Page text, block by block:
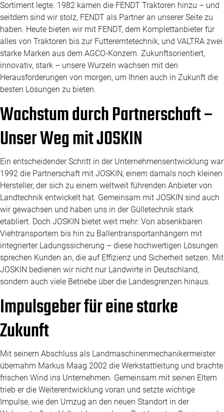
Sortiment legte. 1982 kamen die FENDT Traktoren hinzu – und
seitdem sind wir stolz, FENDT als Partner an unserer Seite zu
haben. Heute bieten wir mit FENDT, dem Komplettanbieter für
alles von Traktoren bis zur Futtererntetechnik, und VALTRA zwei
starke Marken aus dem AGCO-Konzern. Zukunftsorientiert,
innovativ, stark – unsere Wurzeln wachsen mit den
Herausforderungen von morgen, um Ihnen auch in Zukunft die
besten Lösungen zu bieten.
Wachstum durch Partnerschaft –
Unser Weg mit JOSKIN
Ein entscheidender Schritt in der Unternehmensentwicklung war
1992 die Partnerschaft mit JOSKIN, einem damals noch kleinen
Hersteller, der sich zu einem weltweit führenden Anbieter von
Landtechnik entwickelt hat. Gemeinsam mit JOSKIN sind auch
wir gewachsen und haben uns in der Gülletechnik stark
etabliert. Doch JOSKIN bietet weit mehr: Von absenkbaren
Viehtransportern bis hin zu Ballentransportanhängern mit
integrierter Ladungssicherung – diese hochwertigen Lösungen
sprechen Kunden an, die auf Effizienz und Sicherheit setzen. Mit
JOSKIN bedienen wir nicht nur Landwirte in Deutschland,
sondern auch viele Betriebe über die Landesgrenzen hinaus.
Impulsgeber für eine starke
Zukunft
Mit seinem Abschluss als Landmaschinenmechanikermeister
übernahm Markus Maag 2002 die Werkstattleitung und brachte
frischen Wind ins Unternehmen. Gemeinsam mit seinen Eltern
trieb er die Weiterentwicklung voran und setzte wichtige
Impulse, wie den Umzug an den neuen Standort in der